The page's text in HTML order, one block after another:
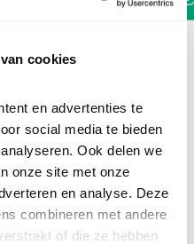
cookies
en advertenties te
social media te bieden
Ook delen we
onze site met onze
en analyse. Deze
combineren met andere
of die ze hebben